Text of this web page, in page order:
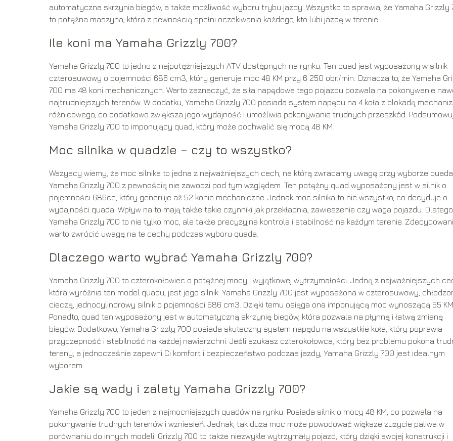
automatyczna skrzynia biegów, a także możliwość wyboru trybu jazdy. Wszystko to sprawia, że Yamaha Grizzly
to potężna maszyna, która z pewnością spełni oczekiwania każdego, kto lubi jazdę w terenie.
Ile koni ma Yamaha Grizzly 700?
Yamaha Grizzly 700 to jedno z najpotężniejszych ATV dostępnych na rynku. Ten quad jest wyposażony w silnik
czterosuwowy o pojemności 686 cm3, który generuje moc 48 KM przy 6 250 obr./min. Oznacza to, że Yamaha
700 ma 48 koni mechanicznych. Warto zaznaczyć, że siła napędowa tego pojazdu pozwala na pokonywanie
najtrudniejszych terenów. W dodatku, Yamaha Grizzly 700 posiada system napędu na 4 koła z blokadą
różnicowego, co dodatkowo zwiększa jego wydajność i umożliwia pokonywanie trudnych przeszkód.
Yamaha Grizzly 700 to imponujący quad, który może pochwalić się mocą 48 KM.
Moc silnika w quadzie – czy to wszystko?
Wszyscy wiemy, że moc silnika to jedna z najważniejszych cech, na którą zwracamy uwagę przy wyborze quada.
Yamaha Grizzly 700 z pewnością nie zawodzi pod tym względem. Ten potężny quad wyposażony jest w silnik o
pojemności 686cc, który generuje aż 52 konie mechaniczne. Jednak moc silnika to nie wszystko, co decyduje o
wydajności quada. Wpływ na to mają także takie czynniki jak przekładnia, zawieszenie czy waga pojazdu. Dlatego
Yamaha Grizzly 700 to nie tylko moc, ale także precyzyjna kontrola i stabilność na każdym terenie.
warto zwrócić uwagę na te cechy podczas wyboru quada.
Dlaczego warto wybrać Yamaha Grizzly 700?
Yamaha Grizzly 700 to czterokołowiec o potężnej mocy i wyjątkowej wytrzymałości. Jedną z najważniejszych
która wyróżnia ten model quadu, jest jego silnik. Yamaha Grizzly 700 jest wyposażona w czterosuwowy,
cieczą, jednocylindrowy silnik o pojemności 686 cm3. Dzięki temu osiąga ona imponującą moc wynoszącą 55 KM.
Ponadto, quad ten wyposażony jest w automatyczną skrzynię biegów, która pozwala na płynną i łatwą zmianę
biegów. Dodatkowo, Yamaha Grizzly 700 posiada skuteczny system napędu na wszystkie koła, który poprawia
przyczepność i stabilność na każdej nawierzchni. Jeśli szukasz czterokołowca, który bez problemu pokona
tereny, a jednocześnie zapewni Ci komfort i bezpieczeństwo podczas jazdy, Yamaha Grizzly 700 jest idealnym
wyborem.
Jakie są wady i zalety Yamaha Grizzly 700?
Yamaha Grizzly 700 to jeden z najmocniejszych quadów na rynku. Posiada silnik o mocy 48 KM, co pozwala na
pokonywanie trudnych terenów i wzniesień. Jednak, tak duża moc może powodować większe zużycie paliwa w
porównaniu do innych modeli. Grizzly 700 to także niezwykle wytrzymały pojazd, który dzięki swojej konstrukcji i